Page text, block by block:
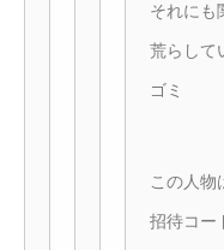
それにも
荒らして
ゴミ
この人物
招待コー